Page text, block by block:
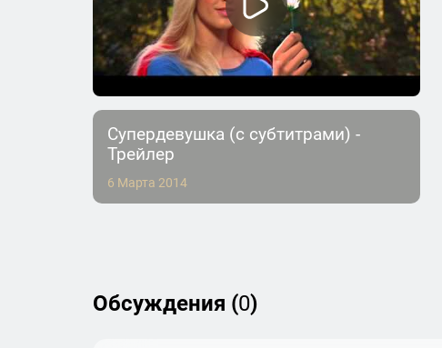
Супердевушка (с субтитрами) -
Трейлер
6 Марта 2014
Обсуждения (0)